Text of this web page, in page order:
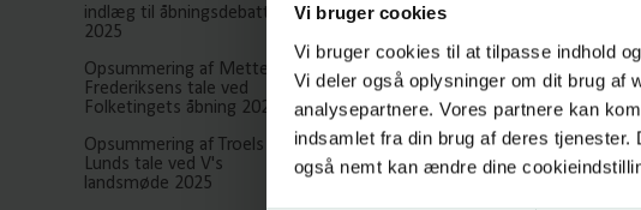
Vi bruger cookies
Vi bruger cookies til at tilpasse indhold
Vi deler også oplysninger om dit brug af
analysepartnere. Vores partnere kan
indsamlet fra din brug af deres
også nemt kan ændre dine
indlæg til åbningsdebatten
2025
Opsummering af Mette
Frederiksens tale ved
Folketingets åbning 2025
Opsummering af Troels
Lunds tale ved V's
landsmøde 2025